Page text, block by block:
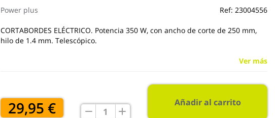
Power plus Ref: 23004556
CORTABORDES ELÉCTRICO. Potencia 350 W, con ancho de corte de 250 mm,
hilo de 1.4 mm. Telescópico.
Ver más
29,95 € Añadir al carrito